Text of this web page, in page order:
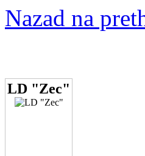
Nazad na
LD "Zec"